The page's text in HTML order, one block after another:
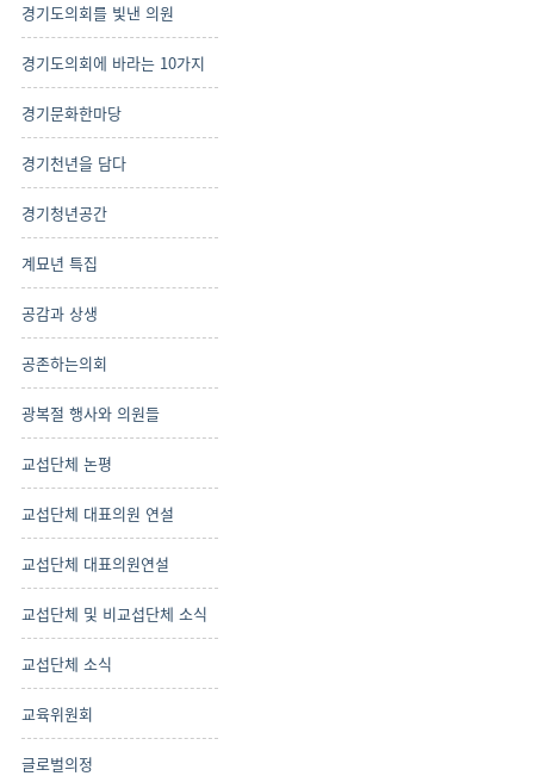
경기도의회를 빛낸 의원
경기도의회에 바라는 10가지
경기문화한마당
경기천년을 담다
경기청년공간
계묘년 특집
공감과 상생
공존하는의회
광복절 행사와 의원들
교섭단체 논평
교섭단체 대표의원 연설
교섭단체 대표의원연설
교섭단체 및 비교섭단체 소식
교섭단체 소식
교육위원회
글로벌의정